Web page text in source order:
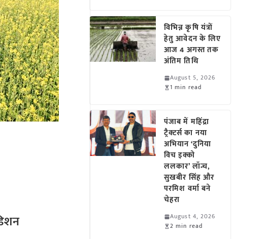
विभिन्न कृषि यंत्रों
हेतु आवेदन के लिए
आज 4 अगस्त तक
अंतिम तिथि
August 5, 2026
1 min read
पंजाब में महिंद्रा
ट्रैक्टर्स का नया
अभियान ‘दुनिया
विच इक्को
ललकार’ लॉन्च,
सुखबीर सिंह और
परमिश वर्मा बने
चेहरा
August 4, 2026
2 min read